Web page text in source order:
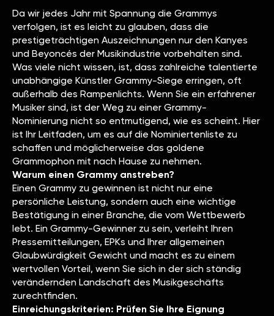
Da wir jedes Jahr mit Spannung die Grammys
verfolgen, ist es leicht zu glauben, dass die
prestigeträchtigen Auszeichnungen nur den Kanyes
und Beyoncés der Musikindustrie vorbehalten sind.
Was viele nicht wissen, ist, dass zahlreiche talentierte
unabhängige Künstler Grammy-Siege erringen, oft
außerhalb des Rampenlichts. Wenn Sie ein erfahrener
Musiker sind, ist der Weg zu einer Grammy-
Nominierung nicht so entmutigend, wie es scheint. Hier
ist Ihr Leitfaden, um es auf die Nominiertenliste zu
schaffen und möglicherweise das goldene
Grammophon mit nach Hause zu nehmen.
Warum einen Grammy anstreben?
Einen Grammy zu gewinnen ist nicht nur eine
persönliche Leistung, sondern auch eine wichtige
Bestätigung in einer Branche, die vom Wettbewerb
lebt. Ein Grammy-Gewinner zu sein, verleiht Ihren
Pressemitteilungen, EPKs und Ihrer allgemeinen
Glaubwürdigkeit Gewicht und macht es zu einem
wertvollen Vorteil, wenn Sie sich in der sich ständig
verändernden Landschaft des Musikgeschäfts
zurechtfinden.
Einreichungskriterien: Prüfen Sie Ihre Eignung